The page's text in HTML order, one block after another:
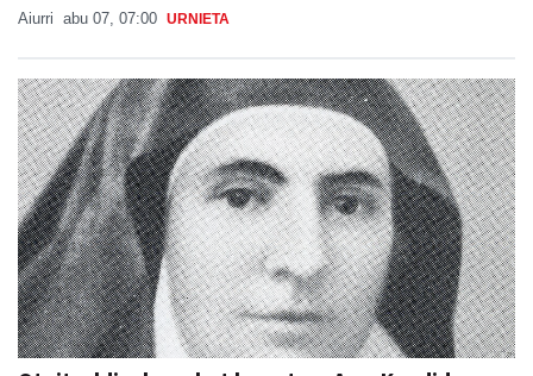
Aiurri abu 07, 07:00 URNIETA